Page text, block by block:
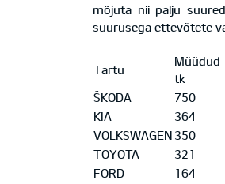
mõjuta nii palju
suurusega ettevõtete
Tartu
Müüdud
tk
ŠKODA
750
KIA
364
VOLKSWAGEN 350
TOYOTA
321
FORD
164